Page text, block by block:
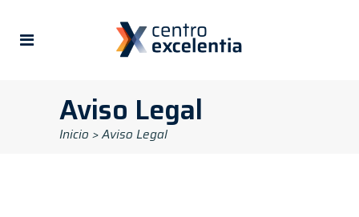
Aviso Legal
Inicio >Aviso Legal